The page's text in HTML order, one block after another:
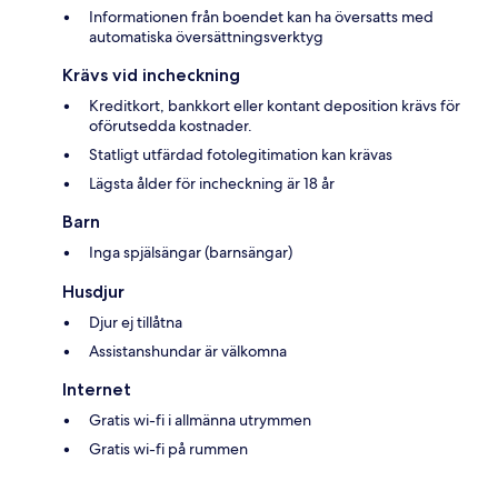
Informationen från boendet kan ha översatts med
automatiska översättningsverktyg
Krävs vid incheckning
Kreditkort, bankkort eller kontant deposition krävs för
oförutsedda kostnader.
Statligt utfärdad fotolegitimation kan krävas
Lägsta ålder för incheckning är 18 år
Barn
Inga spjälsängar (barnsängar)
Husdjur
Djur ej tillåtna
Assistanshundar är välkomna
Internet
Gratis wi-fi i allmänna utrymmen
Gratis wi-fi på rummen